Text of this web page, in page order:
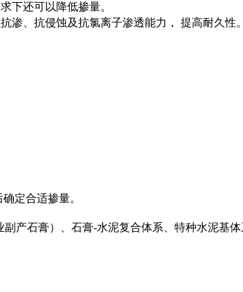
下还可以降低掺量。
渗、抗侵蚀及抗氯离子渗透能力， 提高耐久性
定合适掺量。
产石膏）、石膏-水泥复合体系、特种水泥基